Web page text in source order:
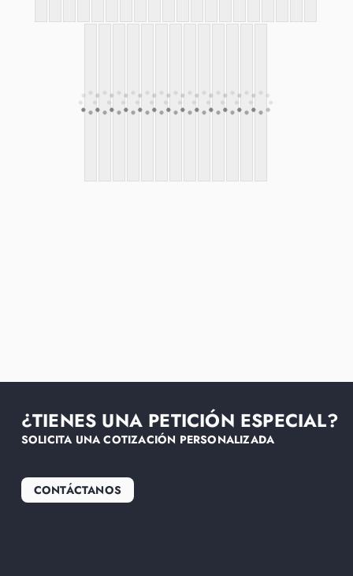
¿TIENES UNA PETICIÓN ESPECIAL?
SOLICITA UNA COTIZACIÓN PERSONALIZADA
CONTÁCTANOS